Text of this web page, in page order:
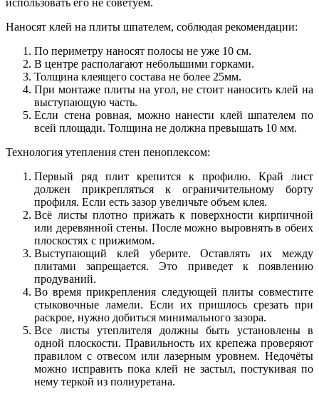
использовать его не советуем.
Наносят клей на плиты шпателем, соблюдая рекомендации:
По периметру наносят полосы не уже 10 см.
В центре располагают небольшими горками.
Толщина клеящего состава не более 25мм.
При монтаже плиты на угол, не стоит наносить клей на
выступающую часть.
Если стена ровная, можно нанести клей шпателем по
всей площади. Толщина не должна превышать 10 мм.
Технология утепления стен пеноплексом:
Первый ряд плит крепится к профилю. Край лист
должен прикрепляться к ограничительному борту
профиля. Если есть зазор увеличьте объем клея.
Всё листы плотно прижать к поверхности кирпичной
или деревянной стены. После можно выровнять в обеих
плоскостях с прижимом.
Выступающий клей уберите. Оставлять их между
плитами запрещается. Это приведет к появлению
продуваний.
Во время прикрепления следующей плиты совместите
стыковочные ламели. Если их пришлось срезать при
раскрое, нужно добиться минимального зазора.
Все листы утеплителя должны быть установлены в
одной плоскости. Правильность их крепежа проверяют
правилом с отвесом или лазерным уровнем. Недочёты
можно исправить пока клей не застыл, постукивая по
нему теркой из полиуретана.